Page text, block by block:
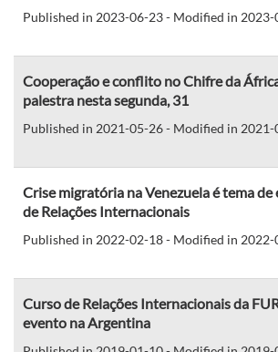
Published in 2023-06-23 - Modified in 2023-
Cooperação e conflito no Chifre da
palestra nesta segunda, 31
Published in 2021-05-26 - Modified in 2021-
Crise migratória na Venezuela é tema
de Relações Internacionais
Published in 2022-02-18 - Modified in
Curso de Relações Internacionais da
evento na Argentina